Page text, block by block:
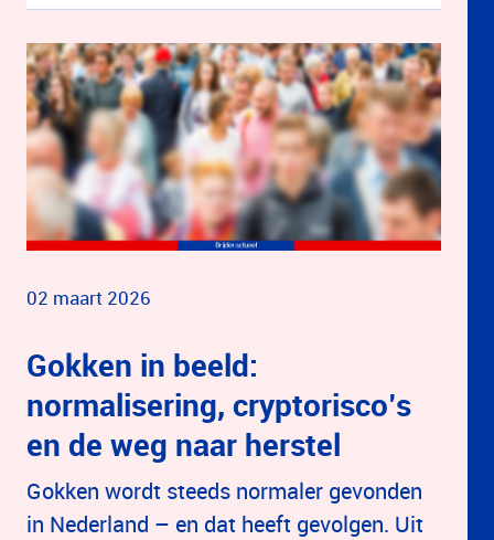
02 maart 2026
Gokken in beeld:
normalisering, cryptorisco’s
en de weg naar herstel
Gokken wordt steeds normaler gevonden
in Nederland – en dat heeft gevolgen. Uit